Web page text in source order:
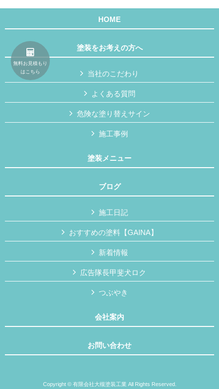
HOME
塗装をお考えの方へ
当社のこだわり
よくある質問
危険な塗り替えサイン
施工事例
塗装メニュー
ブログ
施工日記
おすすめの塗料【GAINA】
新着情報
広告隊長甲斐犬ロク
つぶやき
会社案内
お問い合わせ
Copyright © 有限会社大槻塗装工業 All Rights Reserved.
無料お見積もり
はこちら